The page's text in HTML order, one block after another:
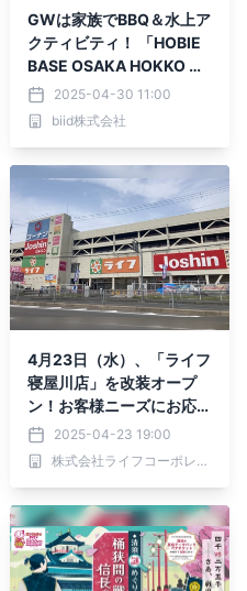
GWは家族でBBQ＆水上ア
クティビティ！ 「HOBIE
BASE OSAKA HOKKO M
ARINA」オープン記念、
選べる特典をプレゼント！
2025-04-30 11:00
biid株式会社
4月23日（水）、「ライフ
寝屋川店」を改装オープ
ン！お客様ニーズにお応え
し、冷凍食品・惣菜・手作
りパンをさらに充実させ、
選ぶ楽しさをお届け♪
2025-04-23 19:00
株式会社ライフコーポレーション